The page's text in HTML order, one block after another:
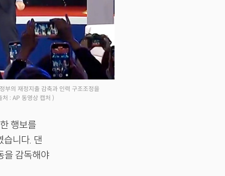
부의 재정지출 감축과 인력 구조조정을
처 : AP 동영상 캡처 )
행보를
습니다. 댄
을 감독해야